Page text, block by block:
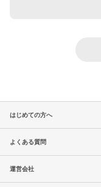
はじめての方へ
よくある質問
運営会社